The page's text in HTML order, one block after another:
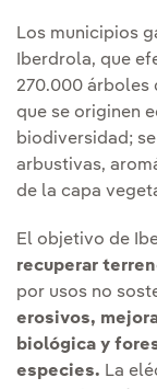
Los municipios
Iberdrola, que
270.000 árboles
que se originen
biodiversidad;
arbustivas,
de la capa
El objetivo de
recuperar
por usos no
erosivos,
biológica y
especies. La